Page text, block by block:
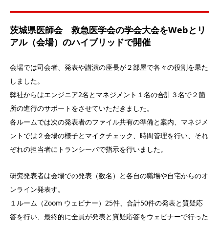
茨城県医師会 救急医学会の学会大会をWebとリ
アル（会場）のハイブリッドで開催
会場では司会者、発表や講演の座長が２部屋で各々の役割を果た
しました。
弊社からはエンジニア2名とマネジメント１名の合計３名で２箇
所の進行のサポートをさせていただきました。
各ルームでは次の発表者のファイル共有の準備と案内、マネジメ
ントでは２会場の様子とマイクチェック、時間管理を行い、それ
ぞれの担当者にトランシーバで指示を行いました。
研究発表者は会場での発表（数名）と各自の職場や自宅からのオ
ンライン発表す。
１ルーム（Zoom ウェビナー）25件、合計50件の発表と質疑応
答を行い、最終的に全員が発表と質疑応答をウェビナーで行った